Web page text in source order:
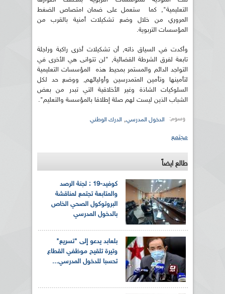
التعليمية", كما ستعمل على ضمان امتصاص الضغط
المروري من خلال وضع تشكيلات أمنية بالقرب من
المؤسسات التربوية.
وأكدت في السياق ذاته, أن تشكيلات أخرى راكبة وراجلة
تابعة لفرق الشرطة القضائية, "لن تتوانى هي الأخرى في
التواجد الدائم والمستمر بمحيط هذه المؤسسات التعليمية
لتأمينها وتأمين المتمدرسين وأوليائهم, ووضع حد لكل
السلوكيات الشاذة وغير الأخلاقية التي تبدر من بعض
الشباب الذين ليست لهم صلة إطلاقا بالمؤسسة والتعليم".
وسوم: الدخول المدرسي, الدرك الوطني
مجتمع
طالع ايضاً
كوفيد-19 : لجنة الرصد
والمتابعة تجتمع لمناقشة
البروتوكول الصحي الخاص
بالدخول المدرسي
بلعابد يدعو إلى "تسريع"
وتيرة تلقيح موظفي القطاع
تحسبا للدخول المدرسي...